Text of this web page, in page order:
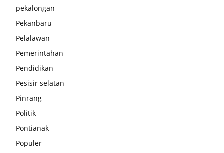
pekalongan
Pekanbaru
Pelalawan
Pemerintahan
Pendidikan
Pesisir selatan
Pinrang
Politik
Pontianak
Populer